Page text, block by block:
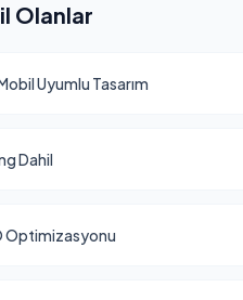
Olanlar
Uyumlu Tasarım
Dahil
Optimizasyonu